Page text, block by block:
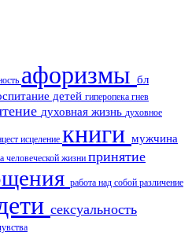
афоризмы бл
детей гиперопека гнев
духовная жизнь духовное
исцеление книги мужчина
человеческой жизни принятие
работа над собой различение
сексуальность